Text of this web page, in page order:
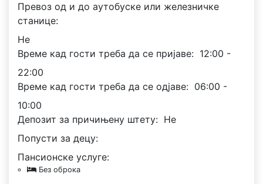
Превоз од и до аутобуске или железничке
станице:
Не
Време кад гости треба да се пријаве: 12:00 -
22:00
Време кад гости треба да се одјаве: 06:00 -
10:00
Депозит за причињену штету: Не
Попусти за децу:
Пансионске услуге:
Без оброка